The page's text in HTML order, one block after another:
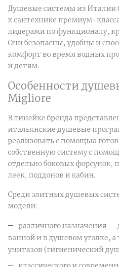
Душевые системы из Италии
к сантехнике премиум-
лидерами по функционалу,
Они безопасны, удобны и
комфорт во время водных
и детям.
Особенности
Migliore
В линейке бренда
итальянские душевые
реализовать с помощью
собственную систему с
отдельно боковых форсунок,
леек, поддонов и кабин.
Среди элитных душевых
модели:
различного назначения —
ванной и в душевом уголке,
унитазов (гигиенический